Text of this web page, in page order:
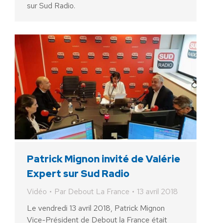
sur Sud Radio.
Patrick Mignon invité de Valérie
Expert sur Sud Radio
Vidéo Par Debout La France
13 avril 2018
Le vendredi 13 avril 2018, Patrick Mignon
Vice-Président de Debout la France était